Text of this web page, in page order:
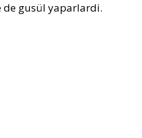
de gusül yaparlardi.